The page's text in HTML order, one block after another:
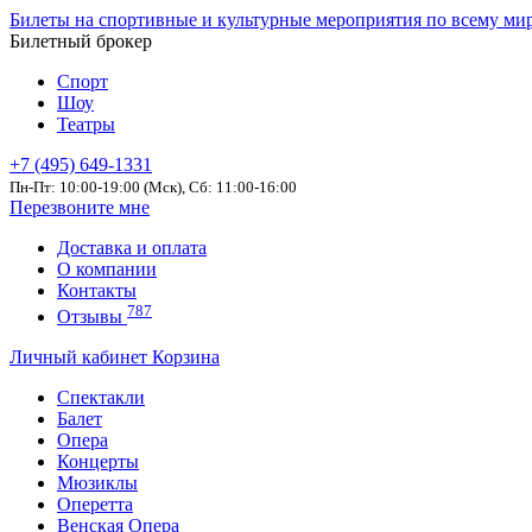
Билеты на спортивные и культурные мероприятия по всему
Билетный брокер
Спорт
Шоу
Театры
+7 (495) 649-1331
Пн-Пт: 10:00-19:00 (Мск), Сб: 11:00-16:00
Перезвоните мне
Доставка и оплата
О компании
Контакты
Отзывы 787
Личный кабинет Корзина
Спектакли
Балет
Опера
Концерты
Мюзиклы
Оперетта
Венская Опера